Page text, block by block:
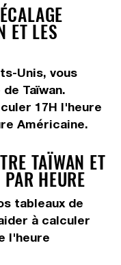
ET LES
Unis, vous
Taïwan.
17H l'heure
Américaine.
TAÏWAN ET
HEURE
tableaux de
à calculer
l'heure